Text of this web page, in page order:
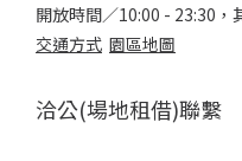
開放時間／10:00 - 23:30，
交通方式 園區地圖
洽公(場地租借)聯繫